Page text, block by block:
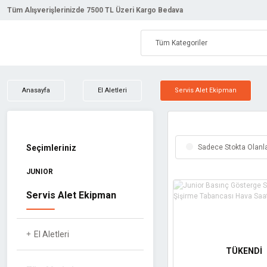
Tüm Alışverişlerinizde 7500 TL Üzeri Kargo Bedava
Anasayfa El Aletleri Servis Alet Ekipman
Seçimleriniz
JUNIOR
Servis Alet Ekipman
El Aletleri
Sadece Stokta
TÜKENDİ